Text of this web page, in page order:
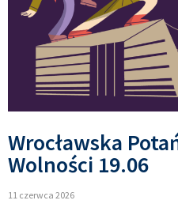
Wrocławska
Wolności 19.06
11 czerwca 2026